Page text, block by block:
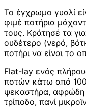
Το έγχρωμο γυαλί
φιμέ ποτήρια
τους. Κράτησέ τα
ουδέτερο (νερό,
ποτήρι να είναι το
Flat-lay ενός
ποτών κάτω από
ψεκαστήρα, αφρώδη
τρίποδο, πανί